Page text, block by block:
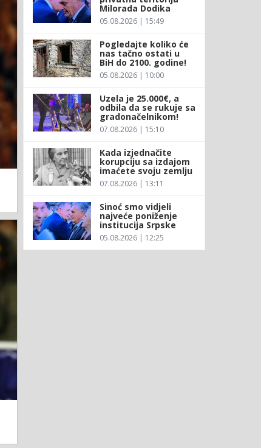
Milorada Dodika
05.08.2026 | 15:49
Pogledajte koliko će
nas tačno ostati u
BiH do 2100. godine!
05.08.2026 | 10:00
Uzela je 25.000€, a
odbila da se rukuje sa
gradonačelnikom!
07.08.2026 | 15:10
Kada izjednačite
korupciju sa izdajom
imaćete svoju zemlju
07.08.2026 | 13:11
Sinoć smo vidjeli
najveće poniženje
institucija Srpske
05.08.2026 | 12:25